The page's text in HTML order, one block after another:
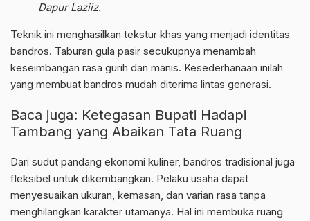
Dapur Laziiz.
Teknik ini menghasilkan tekstur khas yang menjadi identitas
bandros. Taburan gula pasir secukupnya menambah
keseimbangan rasa gurih dan manis. Kesederhanaan inilah
yang membuat bandros mudah diterima lintas generasi.
Baca juga: Ketegasan Bupati Hadapi
Tambang yang Abaikan Tata Ruang
Dari sudut pandang ekonomi kuliner, bandros tradisional juga
fleksibel untuk dikembangkan. Pelaku usaha dapat
menyesuaikan ukuran, kemasan, dan varian rasa tanpa
menghilangkan karakter utamanya. Hal ini membuka ruang